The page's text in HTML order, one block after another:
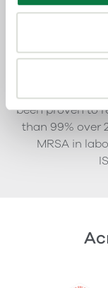
with
Guard is the
market. The
easier to clean
whilst the
been proven to
than 99% over
MRSA in